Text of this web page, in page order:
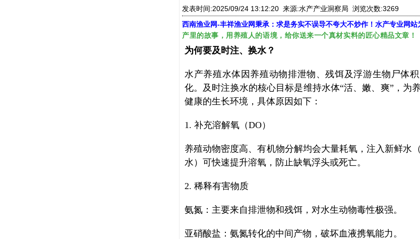
发表时间:2025/09/24 13:12:20 来源:水产产业洞察局 浏览次数:3269
西南渔业网-丰祥渔业网秉承：求是务实不误导不夸大不炒作！水产专业网站
产里的故事，用养殖人的语境，给你送来一个真材实料的匠心精品文章！
为何要及时注、换水？
水产养殖水体因养殖动物排泄物、残饵及浮游生物尸体
化。及时注换水的核心目标是维持水体“活、嫩、爽”，为
健康的生长环境，具体原因如下：
1. 补充溶解氧（DO）
养殖动物密度高、有机物分解均会大量耗氧，注入新鲜水
水）可快速提升溶氧，防止缺氧浮头或死亡。
2. 稀释有害物质
氨氮：主要来自排泄物和残饵，对水生动物毒性极强。
亚硝酸盐：氨氮转化的中间产物，破坏血液携氧能力。